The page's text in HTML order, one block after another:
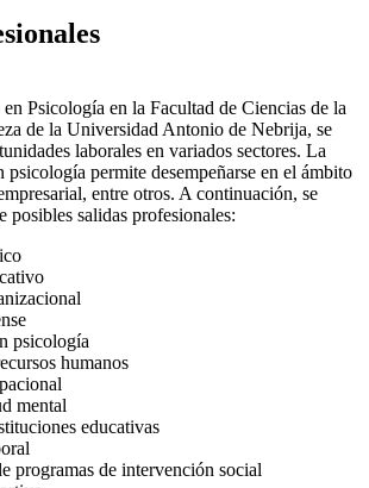
Psicología en la Facultad de Ciencias de la
de la Universidad Antonio de Nebrija, se
laborales en variados sectores. La
permite desempeñarse en el ámbito
entre otros. A continuación, se
posibles salidas profesionales:
psicología
humanos
mental
educativas
programas de intervención social